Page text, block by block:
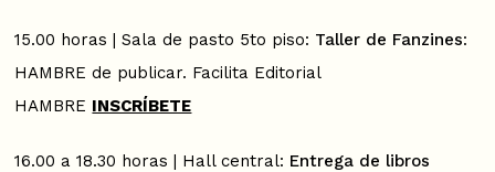
15.00 horas | Sala de pasto 5to piso: Taller de Fanzines:
HAMBRE de publicar. Facilita Editorial
HAMBRE INSCRÍBETE
16.00 a 18.30 horas | Hall central: Entrega de libros